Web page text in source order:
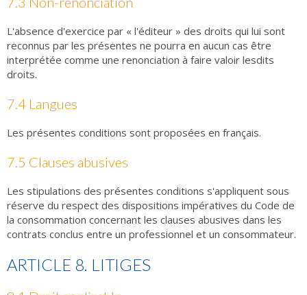
L'absence d'exercice par « l'éditeur » des droits qui lui sont
reconnus par les présentes ne pourra en aucun cas être
interprétée comme une renonciation à faire valoir lesdits
droits.
7.4 Langues
Les présentes conditions sont proposées en français.
7.5 Clauses abusives
Les stipulations des présentes conditions s'appliquent sous
réserve du respect des dispositions impératives du Code de
la consommation concernant les clauses abusives dans les
contrats conclus entre un professionnel et un consommateur.
ARTICLE 8. LITIGES